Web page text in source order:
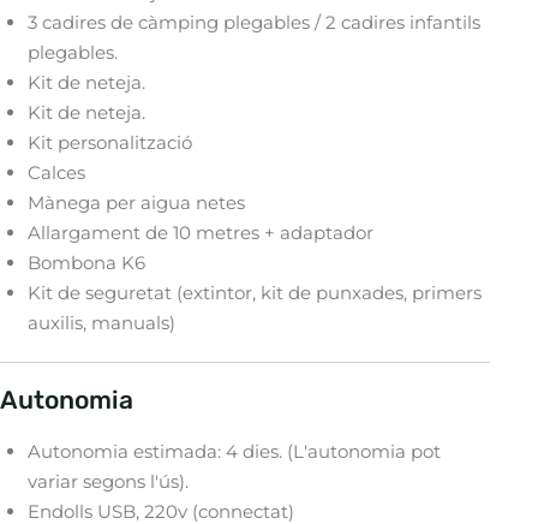
3 cadires de càmping plegables / 2 cadires infantils
plegables.
Kit de neteja.
Kit de neteja.
Kit personalització
Calces
Mànega per aigua netes
Allargament de 10 metres + adaptador
Bombona K6
Kit de seguretat (extintor, kit de punxades, primers
auxilis, manuals)
Autonomia
Autonomia estimada: 4 dies. (L'autonomia pot
variar segons l'ús).
Endolls USB, 220v (connectat)